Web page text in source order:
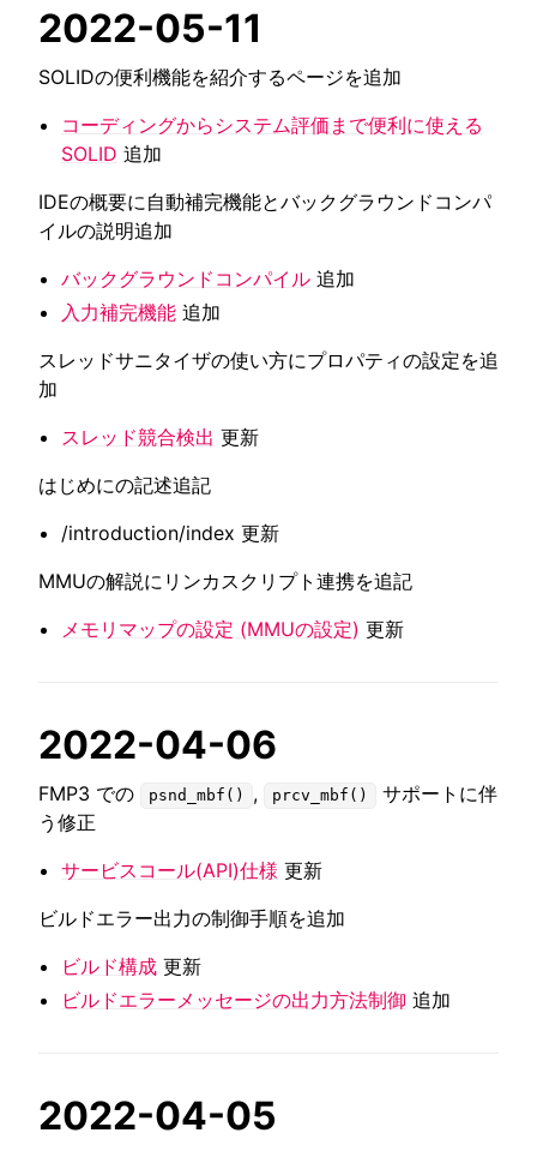
2022-05-11
SOLIDの便利機能を紹介するページを追加
コーディングからシステム評価まで便利に使える
SOLID 追加
IDEの概要に自動補完機能とバックグラウンドコンパ
イルの説明追加
バックグラウンドコンパイル 追加
入力補完機能 追加
スレッドサニタイザの使い方にプロパティの設定を追
加
スレッド競合検出 更新
はじめにの記述追記
/introduction/index 更新
MMUの解説にリンカスクリプト連携を追記
メモリマップの設定 (MMUの設定) 更新
2022-04-06
FMP3 での psnd_mbf() , prcv_mbf()
サポートに伴
う修正
サービスコール(API)仕様 更新
ビルドエラー出力の制御手順を追加
ビルド構成 更新
ビルドエラーメッセージの出力方法制御 追加
2022-04-05